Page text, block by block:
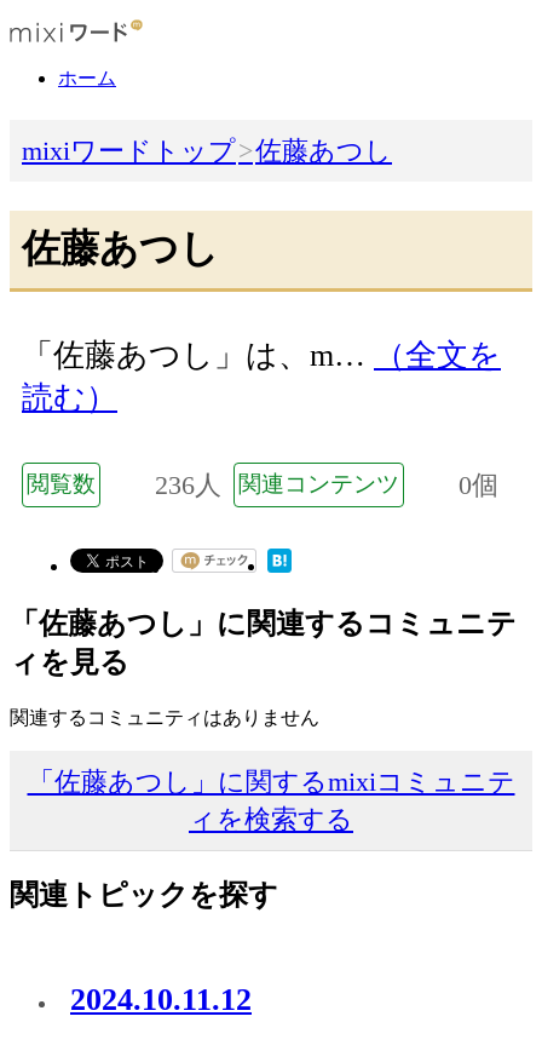
ホーム
mixiワードトップ 佐藤あつし
佐藤あつし
「佐藤あつし」は、m…
（全文を
読む）
閲覧数 236人 関連コンテンツ 0個
「佐藤あつし」に関連するコミュニテ
ィを見る
関連するコミュニティはありません
「佐藤あつし」に関するmixiコミュニテ
ィを検索する
関連トピックを探す
2024.10.11.12